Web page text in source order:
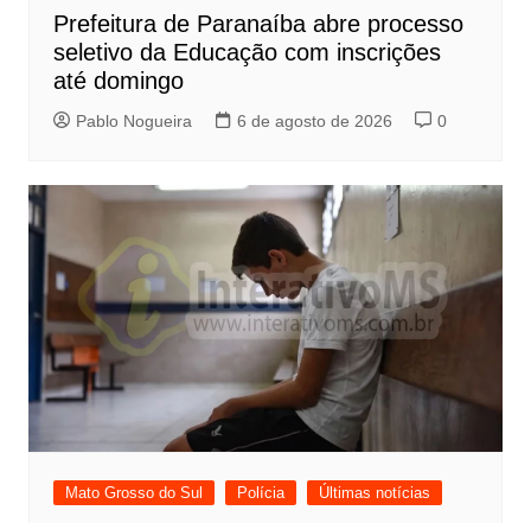
Prefeitura de Paranaíba abre processo
seletivo da Educação com inscrições
até domingo
Pablo Nogueira 6 de agosto de 2026 0
Mato Grosso do Sul Polícia Últimas notícias